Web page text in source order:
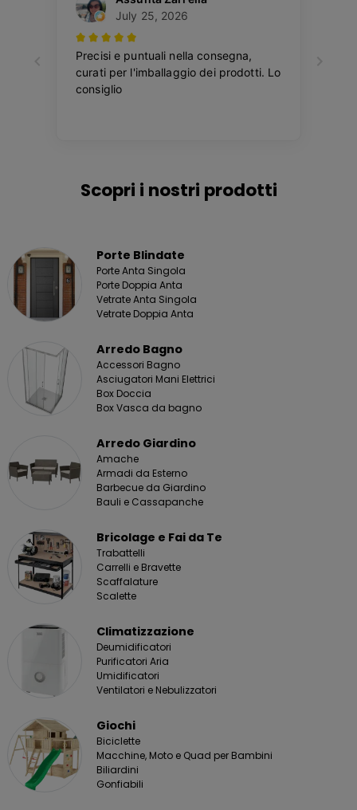
Scopri i nostri prodotti
Porte Blindate
Porte Anta Singola
Porte Doppia Anta
Vetrate Anta Singola
Vetrate Doppia Anta
Arredo Bagno
Accessori Bagno
Asciugatori Mani Elettrici
Box Doccia
Box Vasca da bagno
Arredo Giardino
Amache
Armadi da Esterno
Barbecue da Giardino
Bauli e Cassapanche
Bricolage e Fai da Te
Trabattelli
Carrelli e Bravette
Scaffalature
Scalette
Climatizzazione
Deumidificatori
Purificatori Aria
Umidificatori
Ventilatori e Nebulizzatori
Giochi
Biciclette
Macchine, Moto e Quad per Bambini
Biliardini
Gonfiabili